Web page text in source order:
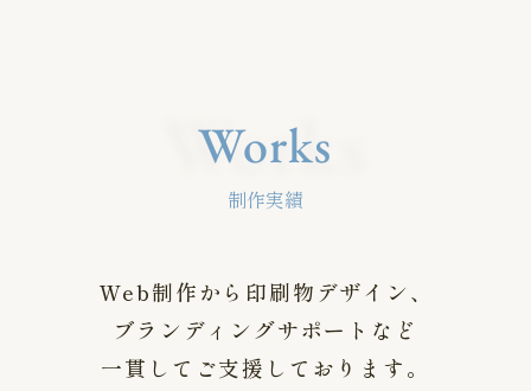
Works
Works
制作実績
Web制作から印刷物デザイン、
ブランディングサポートなど
一貫してご支援しております。